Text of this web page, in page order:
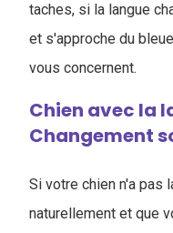
taches, si la langue
et s'approche du
vous concernent.
Chien avec la
Changement
Si votre chien n'a pas
naturellement et que